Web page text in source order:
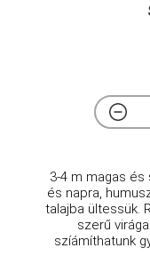
3-4 m magas és
és napra,
talajba ültessük.
szerű
szíámíthatunk